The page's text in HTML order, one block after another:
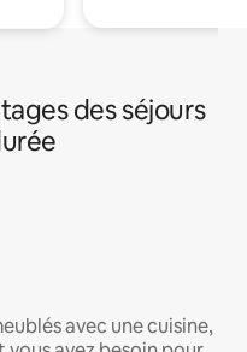
des séjours
avec une cuisine,